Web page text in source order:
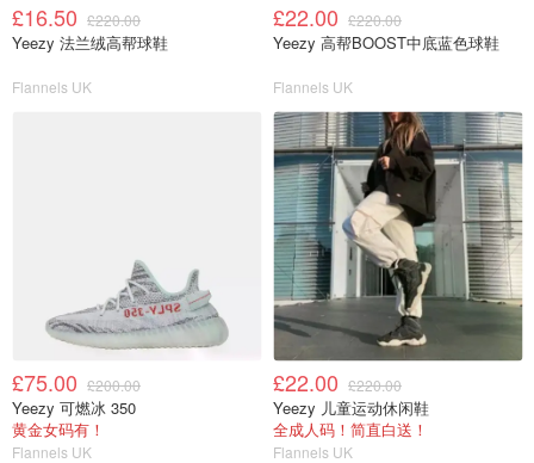
£16.50 £220.00
Yeezy 法兰绒高帮球鞋
Flannels UK
£22.00 £220.00
Yeezy 高帮BOOST中底蓝色球鞋
Flannels UK
£75.00 £200.00
Yeezy 可燃冰 350
黄金女码有！
Flannels UK
£22.00 £220.00
Yeezy 儿童运动休闲鞋
全成人码！简直白送！
Flannels UK